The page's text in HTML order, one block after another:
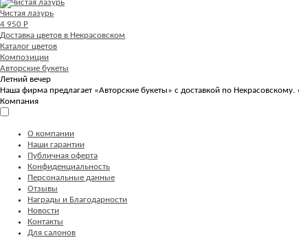
Чистая лазурь
4 950 Р
Доставка цветов в Некрасовском
Каталог цветов
Композиции
Авторские букеты
Летний вечер
Наша фирма предлагает «Авторские букеты» с доставкой по
Компания
О компании
Наши гарантии
Публичная оферта
Конфиденциальность
Персональные данные
Отзывы
Награды и Благодарности
Новости
Контакты
Для салонов